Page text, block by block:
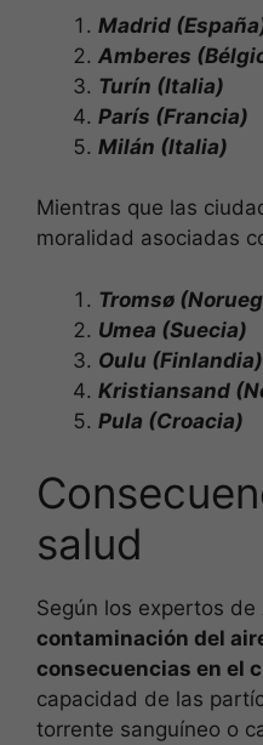
Madrid
Amberes
Turín (Italia)
París (Francia)
Milán (Italia)
Mientras que las
moralidad asociadas
Tromsø
Umea (Suecia)
Oulu (Finlandia)
Kristiansand
Pula (Croacia)
salud
Según los expertos de
contaminación del
consecuencias en el
capacidad de las
torrente sanguíneo o